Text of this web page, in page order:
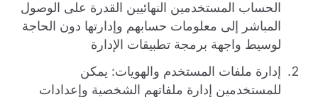
الحساب المستخدمين النهائيين القدرة على الوصول
المباشر إلى معلومات حسابهم وإدارتها دون الحاجة
لوسيط واجهة برمجة تطبيقات الإدارة
إدارة ملفات المستخدم والهويات: يمكن
للمستخدمين إدارة ملفاتهم الشخصية وإعدادات